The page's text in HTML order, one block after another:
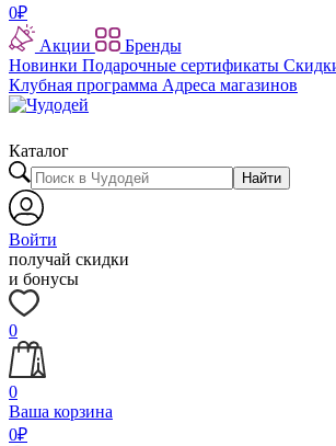
0₽
Акции
Бренды
Новинки Подарочные сертификаты
Клубная программа Адреса магазинов
Каталог
Найти
Войти
получай скидки
и бонусы
0
0
Ваша корзина
0₽